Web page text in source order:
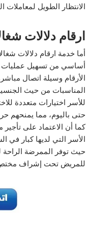
الانتظار الطويل لمعاملات
ارقام دلالات
أما خدمة ارقام دلالات
أساسي من تسهيل عمليات
الأرقام وسيلة اتصال
المناسبات من حيث
للأسر اختيارات متعددة
حتى باليوم، مما يمنحهم
كما أن الاعتماد على
الأسر التي لديها كبار في
حيث توفر الممرضة الراحة
للمريض تحت إشراف